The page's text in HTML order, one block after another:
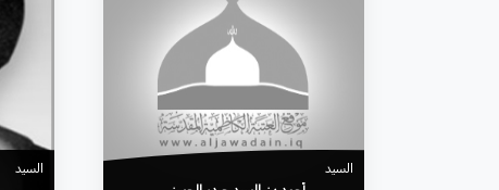
السيد
السيد